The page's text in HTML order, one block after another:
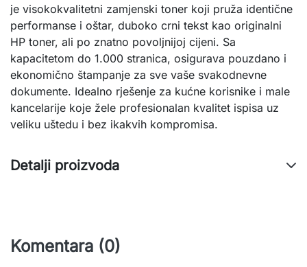
je visokokvalitetni zamjenski toner koji pruža identične
performanse i oštar, duboko crni tekst kao originalni
HP toner, ali po znatno povoljnijoj cijeni. Sa
kapacitetom do 1.000 stranica, osigurava pouzdano i
ekonomično štampanje za sve vaše svakodnevne
dokumente. Idealno rješenje za kućne korisnike i male
kancelarije koje žele profesionalan kvalitet ispisa uz
veliku uštedu i bez ikakvih kompromisa.
Detalji proizvoda
Komentara (0)